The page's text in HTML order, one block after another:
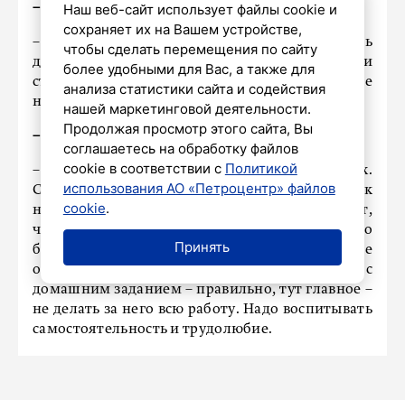
– Какой совет дадите молодым педагогам?
– Любить свою работу. А значит, принимать
детей такими, как они пришли к вам, и
стараться сделать их лучше. Добром делать. Не
нотациями.
– А что скажете родителям?
– Доверяйте педагогам, верьте в них.
Старайтесь воспитать в ребенке уважение к
наставнику-учителю. Если ребенок чувствует,
что родители учителя поддерживают, у него
будет совершенно другое, ответственное
отношение к учебе. Помогать ребенку с
домашним заданием – правильно, тут главное –
не делать за него всю работу. Надо воспитывать
самостоятельность и трудолюбие.
Наш веб-сайт использует файлы cookie и
сохраняет их на Вашем устройстве,
чтобы сделать перемещения по сайту
более удобными для Вас, а также для
анализа статистики сайта и содействия
нашей маркетинговой деятельности.
Продолжая просмотр этого сайта, Вы
соглашаетесь на обработку файлов
cookie в соответствии с Политикой
использования АО «Петроцентр» файлов
cookie.
Принять